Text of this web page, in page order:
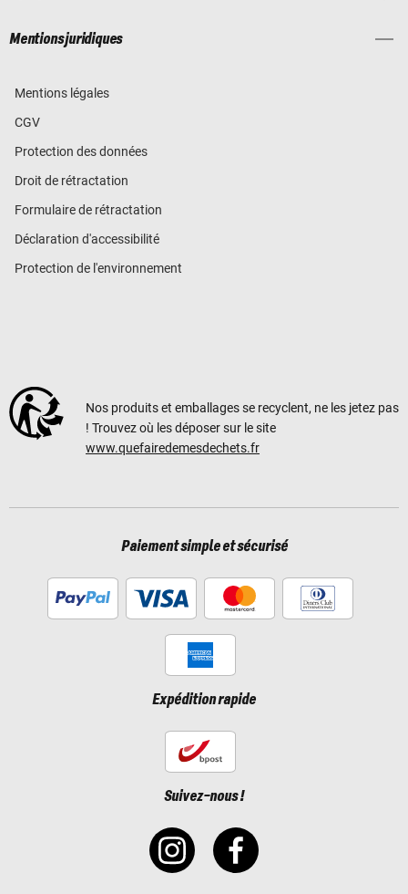
Mentions juridiques
Mentions légales
CGV
Protection des données
Droit de rétractation
Formulaire de rétractation
Déclaration d'accessibilité
Protection de l'environnement
Nos produits et emballages se recyclent, ne les jetez pas
! Trouvez où les déposer sur le site
www.quefairedemesdechets.fr
Paiement simple et sécurisé
Expédition rapide
Suivez-nous !